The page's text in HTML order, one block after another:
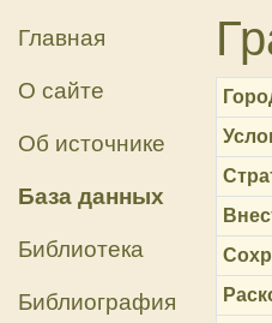
Главная
О сайте
Об источнике
База данных
Библиотека
Библиография